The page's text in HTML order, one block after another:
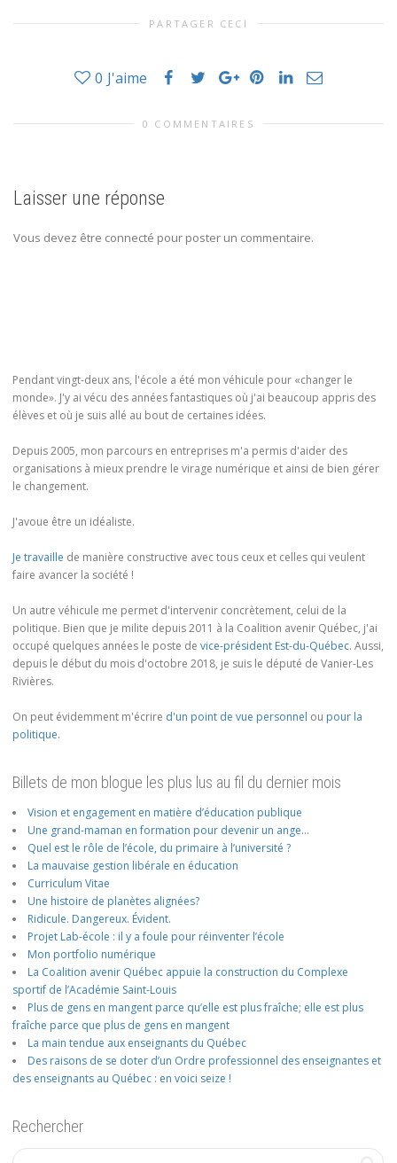
PARTAGER CECI
0 J'aime
0 COMMENTAIRES
Laisser une réponse
Vous devez être connecté pour poster un commentaire.
Pendant vingt-deux ans, l'école a été mon véhicule pour «changer le
monde». J'y ai vécu des années fantastiques où j'ai beaucoup appris des
élèves et où je suis allé au bout de certaines idées.
Depuis 2005, mon parcours en entreprises m'a permis d'aider des
organisations à mieux prendre le virage numérique et ainsi de bien gérer
le changement.
J'avoue être un idéaliste.
Je travaille de manière constructive avec tous ceux et celles qui veulent
faire avancer la société !
Un autre véhicule me permet d'intervenir concrètement, celui de la
politique. Bien que je milite depuis 2011 à la Coalition avenir Québec, j'ai
occupé quelques années le poste de vice-président Est-du-Québec. Aussi,
depuis le début du mois d'octobre 2018, je suis le député de Vanier-Les
Rivières.
On peut évidemment m'écrire d'un point de vue personnel ou pour la
politique.
Billets de mon blogue les plus lus au fil du dernier mois
Vision et engagement en matière d’éducation publique
Une grand-maman en formation pour devenir un ange…
Quel est le rôle de l’école, du primaire à l’université ?
La mauvaise gestion libérale en éducation
Curriculum Vitae
Une histoire de planètes alignées?
Ridicule. Dangereux. Évident.
Projet Lab-école : il y a foule pour réinventer l’école
Mon portfolio numérique
La Coalition avenir Québec appuie la construction du Complexe
sportif de l’Académie Saint-Louis
Plus de gens en mangent parce qu’elle est plus fraîche; elle est plus
fraîche parce que plus de gens en mangent
La main tendue aux enseignants du Québec
Des raisons de se doter d’un Ordre professionnel des enseignantes et
des enseignants au Québec : en voici seize !
Rechercher